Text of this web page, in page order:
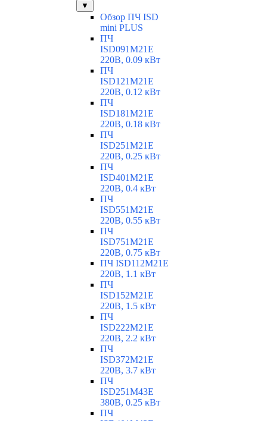
▼
Обзор ПЧ ISD
mini PLUS
ПЧ
ISD091M21E
220В, 0.09 кВт
ПЧ
ISD121M21E
220В, 0.12 кВт
ПЧ
ISD181M21E
220В, 0.18 кВт
ПЧ
ISD251M21E
220В, 0.25 кВт
ПЧ
ISD401M21E
220В, 0.4 кВт
ПЧ
ISD551M21E
220В, 0.55 кВт
ПЧ
ISD751M21E
220В, 0.75 кВт
ПЧ ISD112M21E
220В, 1.1 кВт
ПЧ
ISD152M21E
220В, 1.5 кВт
ПЧ
ISD222M21E
220В, 2.2 кВт
ПЧ
ISD372M21E
220В, 3.7 кВт
ПЧ
ISD251M43E
380В, 0.25 кВт
ПЧ